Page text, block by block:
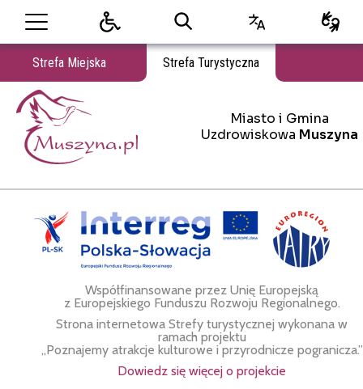
Strefa Miejska Strefa Turystyczna
Miasto i Gmina
Uzdrowiskowa Muszyna
Miasto i Gmina Uzdrowiskowa Muszyna
Współfinansowane przez Unię Europejską
z Europejskiego Funduszu Rozwoju Regionalnego.
Strona internetowa Strefy turystycznej wykonana w
ramach projektu
„Poznajemy atrakcje kulturowe i przyrodnicze pogranicza.”
Dowiedz się więcej o projekcie